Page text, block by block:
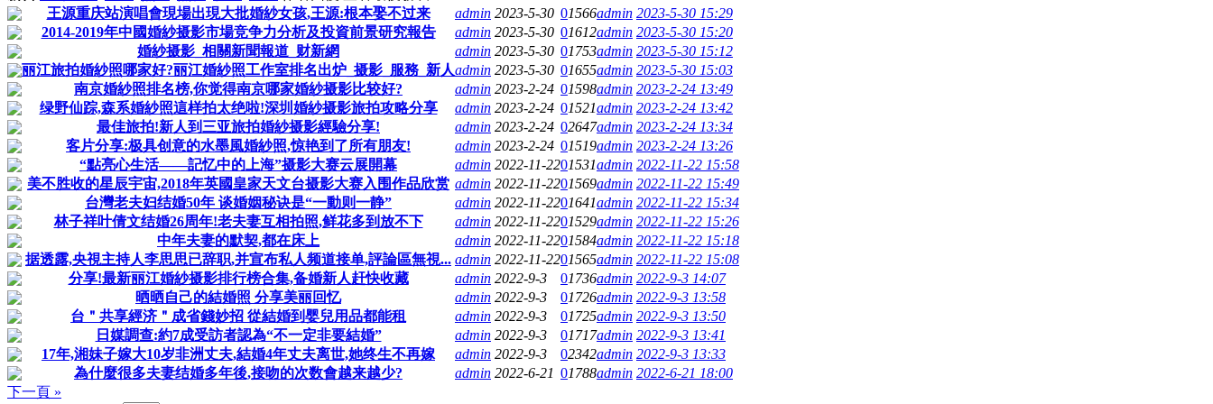
王源重庆站演唱會現場出現大批婚紗女孩,王源:根本娶不过来
admin 2023-5-30 01566admin 2023-5-30 15:29
2014-2019年中國婚紗摄影市場竞争力分析及投資前景研究報告
admin 2023-5-30 01612admin 2023-5-30 15:20
婚紗摄影_相關新聞報道_财新網
admin 2023-5-30 01753admin 2023-5-30 15:12
丽江旅拍婚紗照哪家好?丽江婚紗照工作室排名出炉_摄影_服務_新人admin 2023-5-30 01655admin 2023-5-30 15:03
南京婚紗照排名榜,你觉得南京哪家婚紗摄影比较好?
admin 2023-2-24 01598admin 2023-2-24 13:49
绿野仙踪,森系婚紗照這样拍太绝啦!深圳婚紗摄影旅拍攻略分享
admin 2023-2-24 01521admin 2023-2-24 13:42
最佳旅拍!新人到三亚旅拍婚紗摄影經驗分享!
admin 2023-2-24 02647admin 2023-2-24 13:34
客片分享:极具创意的水墨風婚紗照,惊艳到了所有朋友!
admin 2023-2-24 01519admin 2023-2-24 13:26
“點亮心生活——記忆中的上海”摄影大赛云展開幕
admin 2022-11-2201531admin 2022-11-22 15:58
美不胜收的星辰宇宙,2018年英國皇家天文台摄影大赛入围作品欣赏 admin 2022-11-2201569admin 2022-11-22 15:49
台灣老夫妇结婚50年 谈婚姻秘诀是“一動则一静”
admin 2022-11-2201641admin 2022-11-22 15:34
林子祥叶倩文结婚26周年!老夫妻互相拍照,鲜花多到放不下
admin 2022-11-2201529admin 2022-11-22 15:26
中年夫妻的默契,都在床上
admin 2022-11-2201584admin 2022-11-22 15:18
据透露,央視主持人李思思已辞职,并宣布私人频道接单,評論區無視... admin 2022-11-2201565admin 2022-11-22 15:08
分享!最新丽江婚紗摄影排行榜合集,备婚新人赶快收藏
admin 2022-9-3 01736admin 2022-9-3 14:07
晒晒自己的結婚照 分享美丽回忆
admin 2022-9-3 01726admin 2022-9-3 13:58
台＂共享經济＂成省錢妙招 從結婚到婴兒用品都能租
admin 2022-9-3 01725admin 2022-9-3 13:50
日媒調查:約7成受訪者認為“不一定非要結婚”
admin 2022-9-3 01717admin 2022-9-3 13:41
17年,湘妹子嫁大10岁非洲丈夫,結婚4年丈夫离世,她终生不再嫁
admin 2022-9-3 02342admin 2022-9-3 13:33
為什麼很多夫妻结婚多年後,接吻的次数會越来越少?
admin 2022-6-21 01788admin 2022-6-21 18:00
下一頁 »